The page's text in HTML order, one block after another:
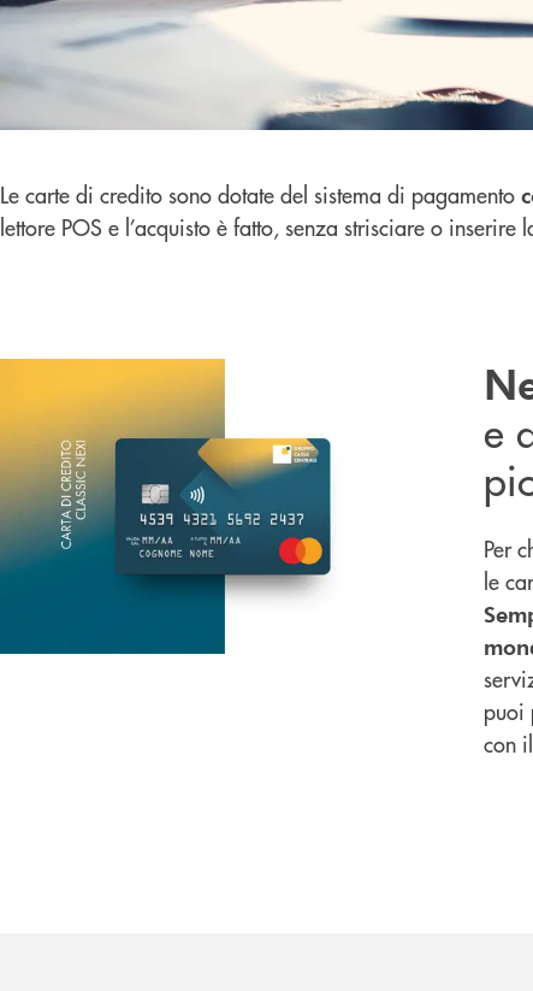
Le carte di credito sono dotate del sistema di pagamento
lettore POS e l’acquisto è fatto, senza strisciare o inserire
e
Per
le
puoi
con